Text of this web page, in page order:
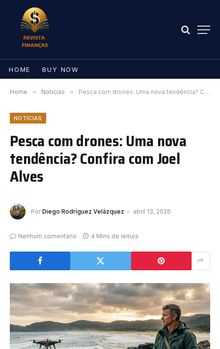
HOME BUY NOW
Home » Notícias » Pesca com drones: Uma nova tendência? Confira com Joel Alves
NOTÍCIAS
Pesca com drones: Uma nova
tendência? Confira com Joel
Alves
Por Diego Rodríguez Velázquez abril 13, 2026
Nenhum comentário 4 Mins de leitura